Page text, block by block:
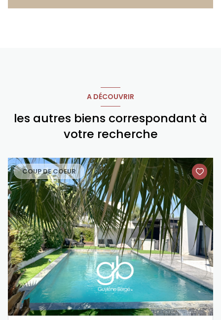
A DÉCOUVRIR
les autres biens correspondant à
votre recherche
COUP DE COEUR